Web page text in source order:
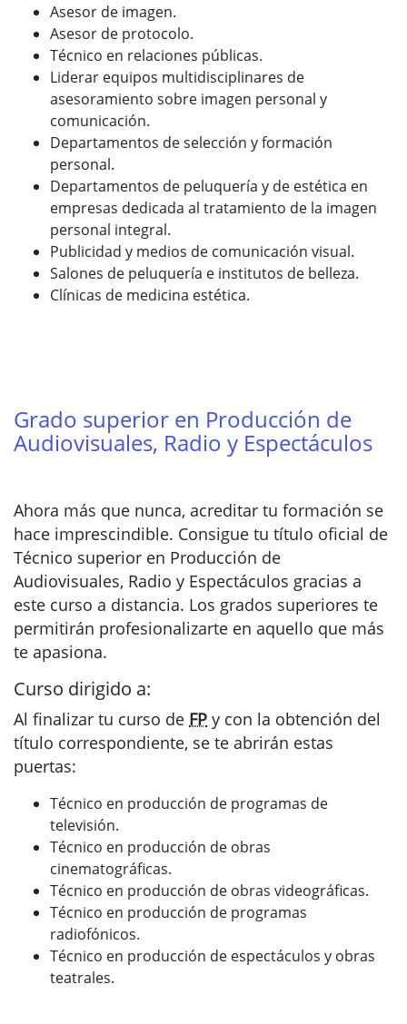
Asesor de imagen.
Asesor de protocolo.
Técnico en relaciones públicas.
Liderar equipos multidisciplinares de
asesoramiento sobre imagen personal y
comunicación.
Departamentos de selección y formación
personal.
Departamentos de peluquería y de estética en
empresas dedicada al tratamiento de la imagen
personal integral.
Publicidad y medios de comunicación visual.
Salones de peluquería e institutos de belleza.
Clínicas de medicina estética.
Grado superior en Producción de
Audiovisuales, Radio y Espectáculos
Ahora más que nunca, acreditar tu formación se
hace imprescindible. Consigue tu título oficial de
Técnico superior en Producción de
Audiovisuales, Radio y Espectáculos gracias a
este curso a distancia. Los grados superiores te
permitirán profesionalizarte en aquello que más
te apasiona.
Curso dirigido a:
Al finalizar tu curso de FP y con la obtención del
título correspondiente, se te abrirán estas
puertas:
Técnico en producción de programas de
televisión.
Técnico en producción de obras
cinematográficas.
Técnico en producción de obras videográficas.
Técnico en producción de programas
radiofónicos.
Técnico en producción de espectáculos y obras
teatrales.